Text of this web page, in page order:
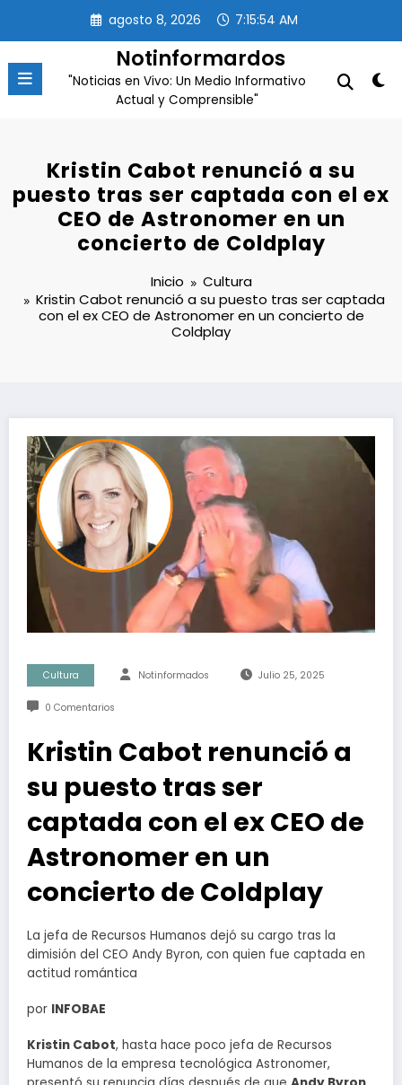
contenido
agosto 8, 2026 7:15:55 AM
Notinformardos
"Noticias en Vivo: Un Medio Informativo
Actual y Comprensible"
Kristin Cabot renunció a su
puesto tras ser captada con el ex
CEO de Astronomer en un
concierto de Coldplay
Inicio
Cultura
Kristin Cabot renunció a su puesto tras ser captada
con el ex CEO de Astronomer en un concierto de
Coldplay
Cultura Notinformados Julio 25, 2025
0 Comentarios
Kristin Cabot renunció a
su puesto tras ser
captada con el ex CEO de
Astronomer en un
concierto de Coldplay
La jefa de Recursos Humanos dejó su cargo tras la
dimisión del CEO Andy Byron, con quien fue captada en
actitud romántica
por INFOBAE
Kristin Cabot, hasta hace poco jefa de Recursos
Humanos de la empresa tecnológica Astronomer,